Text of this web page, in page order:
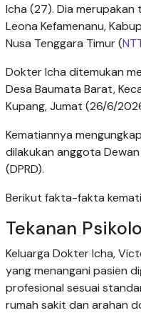
Icha (27). Dia merupakan
Leona Kefamenanu,
Nusa Tenggara Timur (
Dokter Icha ditemukan
Desa Baumata Barat,
Kupang, Jumat (26/6/
Kematiannya
dilakukan anggota
(DPRD).
Berikut fakta-fakta
Tekanan
Keluarga Dokter Icha,
yang menangani pasien
profesional sesuai
rumah sakit dan arahan